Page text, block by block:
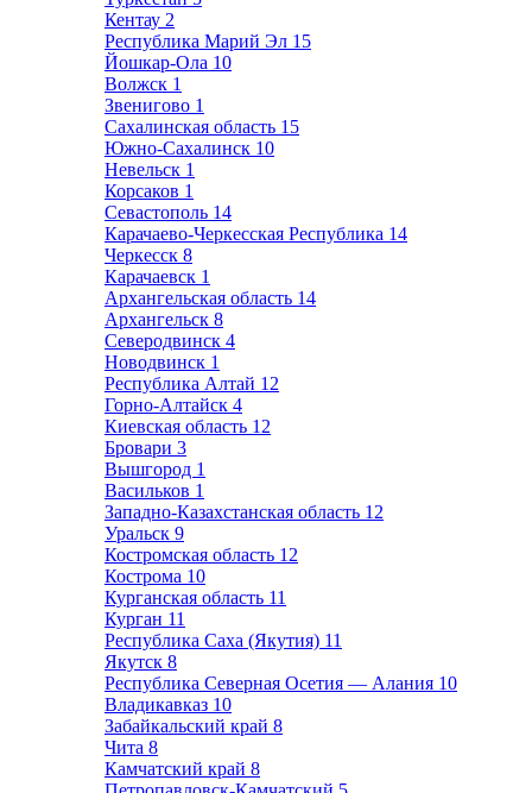
Кентау 2
Республика Марий Эл 15
Йошкар-Ола 10
Волжск 1
Звенигово 1
Сахалинская область 15
Южно-Сахалинск 10
Невельск 1
Корсаков 1
Севастополь 14
Карачаево-Черкесская Республика 14
Черкесск 8
Карачаевск 1
Архангельская область 14
Архангельск 8
Северодвинск 4
Новодвинск 1
Республика Алтай 12
Горно-Алтайск 4
Киевская область 12
Бровари 3
Вышгород 1
Васильков 1
Западно-Казахстанская область 12
Уральск 9
Костромская область 12
Кострома 10
Курганская область 11
Курган 11
Республика Саха (Якутия) 11
Якутск 8
Республика Северная Осетия — Алания 10
Владикавказ 10
Забайкальский край 8
Чита 8
Камчатский край 8